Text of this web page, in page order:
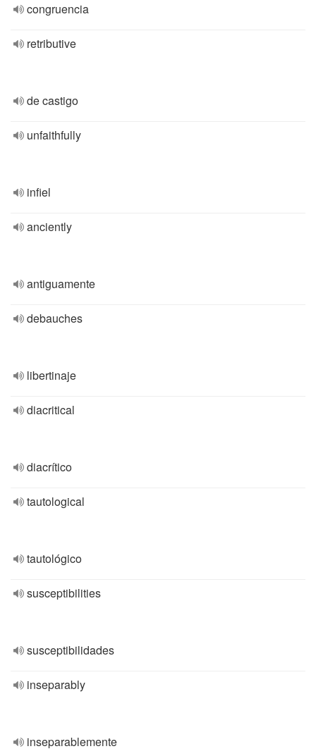
congruencia
retributive
de castigo
unfaithfully
infiel
anciently
antiguamente
debauches
libertinaje
diacritical
diacrítico
tautological
tautológico
susceptibilities
susceptibilidades
inseparably
inseparablemente